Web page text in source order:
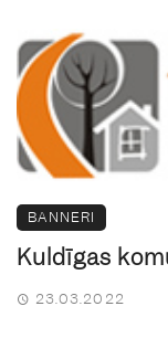
BANNERI
Kuldīgas
23.03.2022